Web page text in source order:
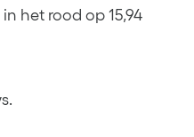
het rood op 15,94